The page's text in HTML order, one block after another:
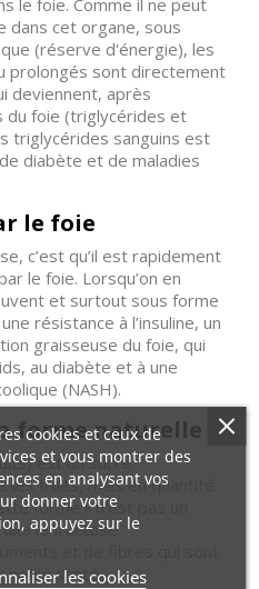
dans cet organe, sous
(réserve d'énergie), les
prolongés sont directement
deviennent, après
du foie (triglycérides et
triglycérides sanguins est
diabète et de maladies
le foie
c’est qu’il est rapidement
le foie. Lorsqu’on en
et surtout sous forme
résistance à l’insuline, un
graisseuse du foie, qui
au diabète et à une
(NASH).
forme naturelle
est un sucre
fruits, mais en quantité
forme il n'est pas un
le fructose
et de fibres qui sont
notre santé.
cookies et ceux de
et vous montrer des
en analysant vos
donner votre
appuyez sur le
les cookies